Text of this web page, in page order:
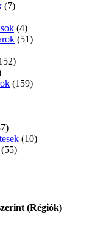
(7)
(4)
(51)
(159)
(10)
(55)
(Régiók)